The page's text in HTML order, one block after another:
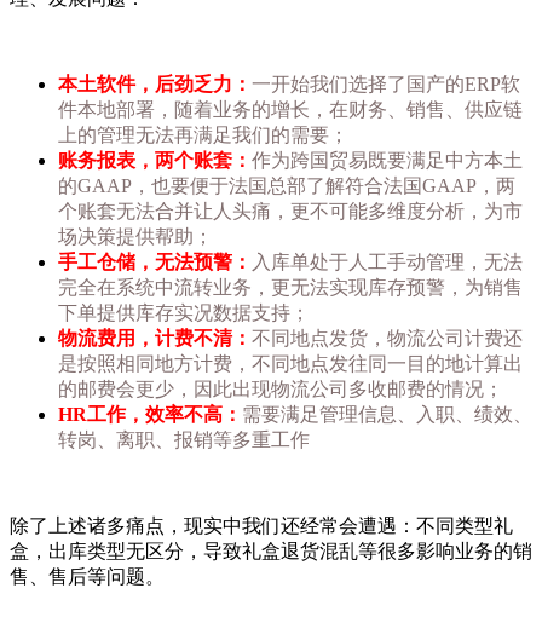
本土软件，后劲乏力： 一开始我们选择了国产的ERP软
件本地部署，随着业务的增长，在财务、销售、供应链
上的管理无法再满足我们的需要；
账务报表，两个账套： 作为跨国贸易既要满足中方本土
的GAAP，也要便于法国总部了解符合法国GAAP，两
个账套无法合并让人头痛，更不可能多维度分析，为市
场决策提供帮助；
手工仓储，无法预警： 入库单处于人工手动管理，无法
完全在系统中流转业务，更无法实现库存预警，为销售
下单提供库存实况数据支持；
物流费用，计费不清： 不同地点发货，物流公司计费还
是按照相同地方计费，不同地点发往同一目的地计算出
的邮费会更少，因此出现物流公司多收邮费的情况；
HR工作，效率不高： 需要满足管理信息、入职、绩效、
转岗、离职、报销等多重工作
除了上述诸多痛点，现实中我们还经常会遭遇：不同类型礼
盒，出库类型无区分，导致礼盒退货混乱等很多影响业务的销
售、售后等问题。